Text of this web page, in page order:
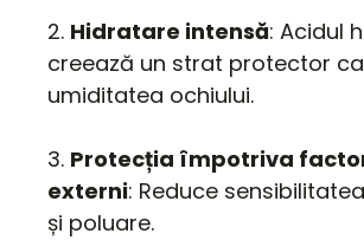
2. Hidratare intensă: Acidul
creează un strat protector
umiditatea ochiului.
3. Protecția împotriva
externi: Reduce
și poluare.